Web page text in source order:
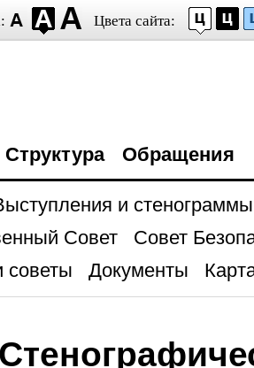
Цвета сайта:
Структура Обращения
и стенограммы
Совет
Совет
советы
Документы